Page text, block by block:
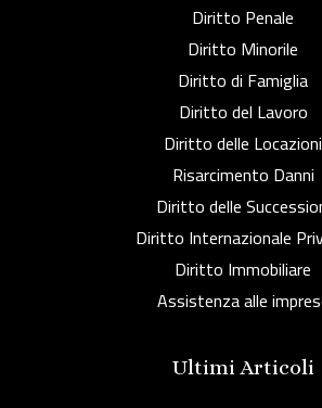
Diritto Penale
Diritto Minorile
Diritto di Famiglia
Diritto del Lavoro
Diritto delle Locazioni
Risarcimento Danni
Diritto delle
Diritto Internazionale
Diritto Immobiliare
Assistenza alle
Ultimi Articoli